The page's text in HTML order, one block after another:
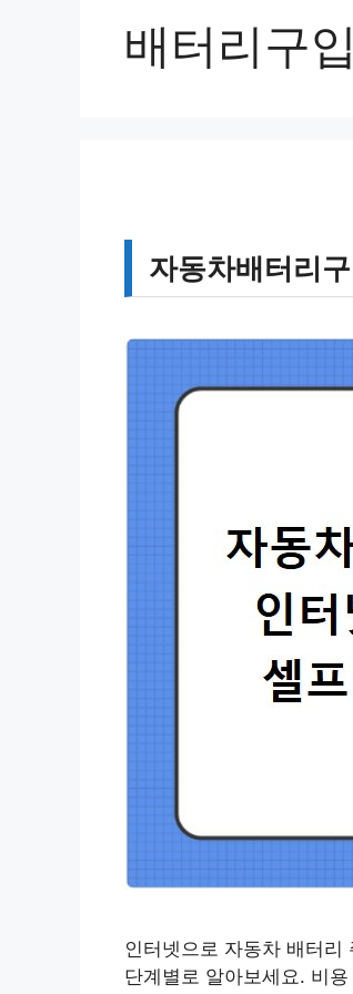
배터리구입
자동차배터리
인터넷으로 자동차 배터
단계별로 알아보세요. 비